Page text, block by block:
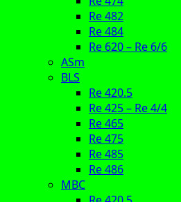
Re 482
Re 484
Re 620 – Re 6/6
ASm
BLS
Re 420.5
Re 425 – Re 4/4
Re 465
Re 475
Re 485
Re 486
MBC